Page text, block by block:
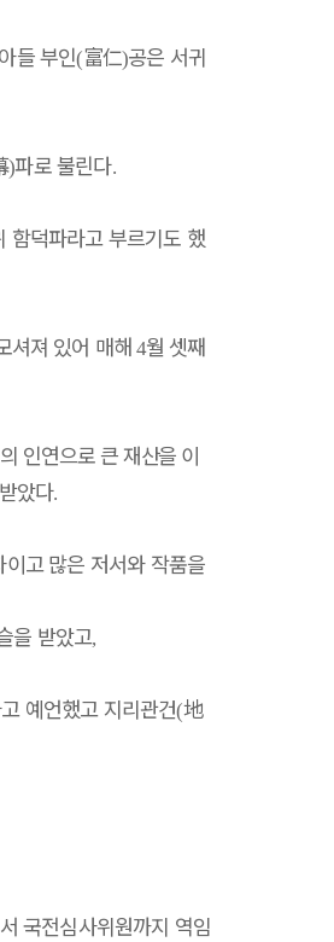
들 부인(富仁)공은 서귀
)파로 불린다.
함덕파라고 부르기도 했
셔져 있어 매해 4월 셋째
인연으로 큰 재산을 이
았다.
이고 많은 저서와 작품을
을 받았고,
예언했고 지리관건(地
국전심사위원까지 역임